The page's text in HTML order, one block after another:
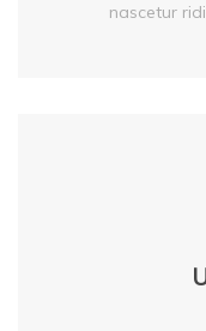
nascetur